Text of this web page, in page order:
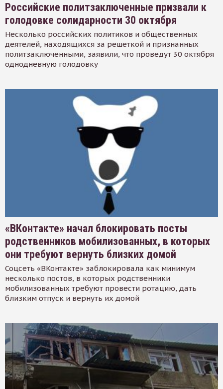
Российские политзаключенные призвали к
голодовке солидарности 30 октября
Несколько российских политиков и общественных
деятелей, находящихся за решеткой и признанных
политзаключенными, заявили, что проведут 30 октября
однодневную голодовку
«ВКонтакте» начал блокировать посты
родственников мобилизованных, в которых
они требуют вернуть близких домой
Соцсеть «ВКонтакте» заблокировала как минимум
несколько постов, в которых родственники
мобилизованных требуют провести ротацию, дать
близким отпуск и вернуть их домой